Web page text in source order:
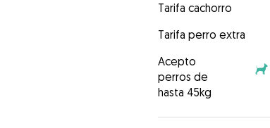
Tarifa cachorro
Tarifa perro extra
Acepto
perros de
hasta 45kg